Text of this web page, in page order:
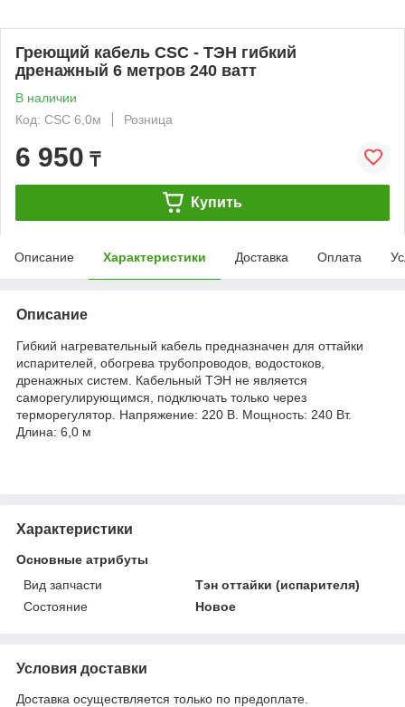
Греющий кабель CSC - ТЭН гибкий
дренажный 6 метров 240 ватт
В наличии
Код: CSC 6,0м
Розница
6 950 ₸
Купить
Описание Характеристики Доставка Оплата
Описание
Гибкий нагревательный кабель предназначен для оттайки
испарителей, обогрева трубопроводов, водостоков,
дренажных систем. Кабельный ТЭН не является
саморегулирующимся, подключать только через
терморегулятор. Напряжение: 220 В. Мощность: 240 Вт.
Длина: 6,0 м
Характеристики
Основные атрибуты
Вид запчасти
Тэн оттайки (испарителя)
Состояние
Новое
Условия доставки
Доставка осуществляется только по предоплате.